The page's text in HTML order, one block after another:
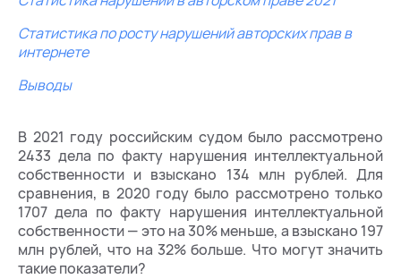
Статистика по росту нарушений авторских прав в
интернете
Выводы
В 2021 году российским судом было рассмотрено
2433 дела по факту нарушения интеллектуальной
собственности и взыскано 134 млн рублей. Для
сравнения, в 2020 году было рассмотрено только
1707 дела по факту нарушения интеллектуальной
собственности — это на 30% меньше, а взыскано 197
млн рублей, что на 32% больше. Что могут значить
такие показатели?